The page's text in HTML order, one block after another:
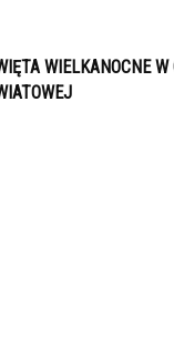
WIELKANOCNE